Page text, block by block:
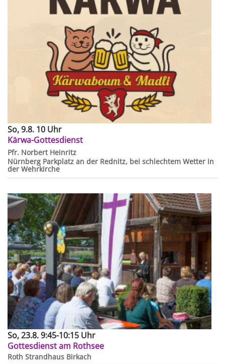
So, 9.8. 10 Uhr
Kärwa-Gottesdienst
Pfr. Norbert Heinritz
Nürnberg Parkplatz an der Rednitz, bei schlechtem Wetter in
der Wehrkirche
So, 23.8. 9:45-10:15 Uhr
Gottesdienst am Rothsee
Roth Strandhaus Birkach